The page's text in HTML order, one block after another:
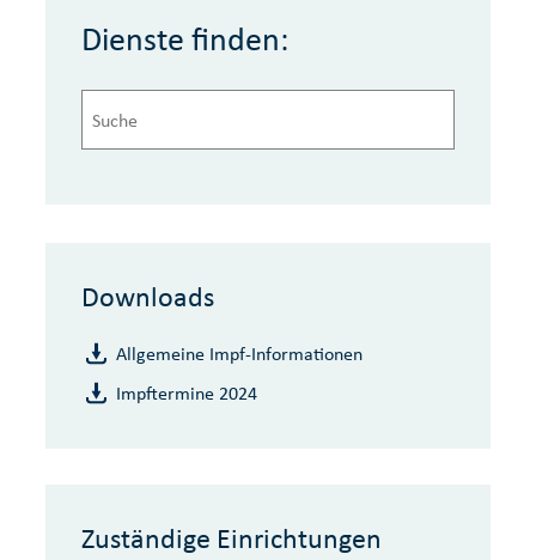
Dienste finden:
Downloads
Allgemeine Impf-Informationen
Impftermine 2024
Zuständige Einrichtungen